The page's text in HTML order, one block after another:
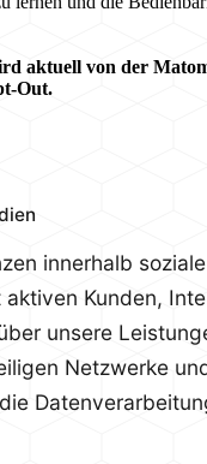
innerhalb
Kunden,
unsere
Netzwerke